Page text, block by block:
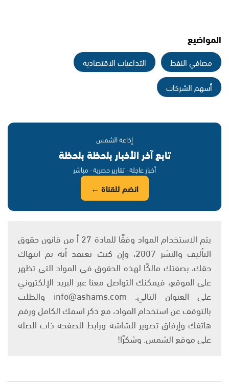
المواضيع
مصافي النفط
التداعيات الاقتصادية
أسهم الشركات
إذاعة الشمس
تابع آخر الأخبار بلحظة بلحظة
أخبار عاجلة · تقارير حصرية · مباشر
انضم للقناة ←
يتم الاستخدام المواد وفقًا للمادة 27 أ من قانون حقوق
التأليف والنشر 2007، وإن كنت تعتقد أنه تم انتهاك
حقك، بصفتك مالكًا لهذه الحقوق في المواد التي تظهر
على الموقع، فيمكنك التواصل معنا عبر البريد الإلكتروني
على العنوان التالي: info@ashams.com والطلب
بالتوقف عن استخدام المواد، مع ذكر اسمك الكامل ورقم
هاتفك وإرفاق تصوير للشاشة ورابط للصفحة ذات الصلة
على موقع الشمس. وشكرًا!